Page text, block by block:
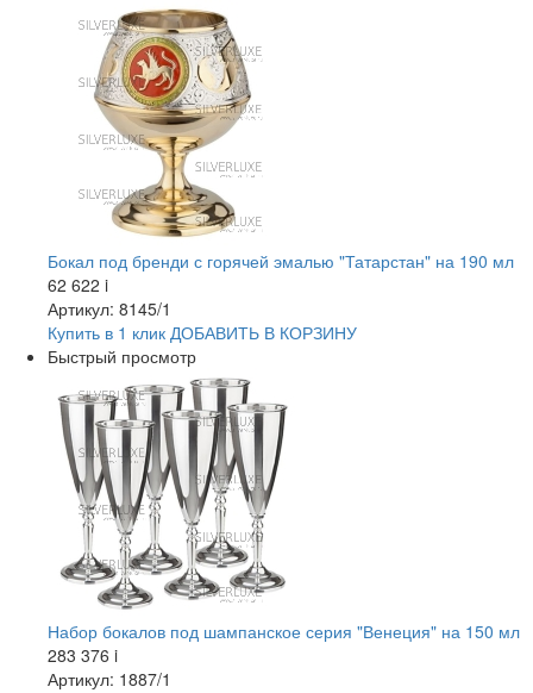
Бокал под бренди с горячей эмалью "Татарстан" на 190 мл
62 622 i
Артикул: 8145/1
Купить в 1 клик ДОБАВИТЬ В КОРЗИНУ
Быстрый просмотр
Набор бокалов под шампанское серия "Венеция" на 150 мл
283 376 i
Артикул: 1887/1